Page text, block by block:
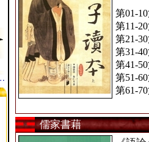
第01-
第11-
第21-
第31-
第41-
第51-
第61-
儒家書藉